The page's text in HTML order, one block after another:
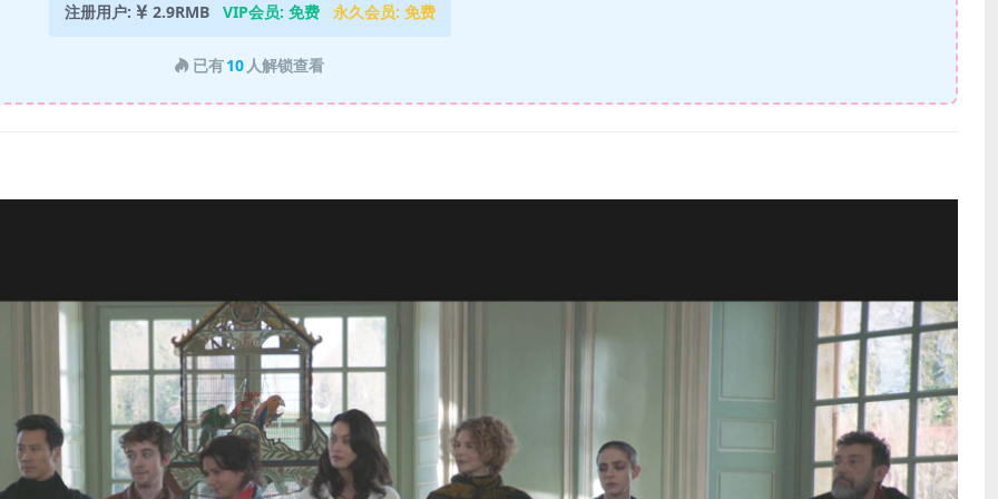
注册用户: 2.9RMB VIP会员: 免费 永久会员: 免费
已有10 人解锁查看